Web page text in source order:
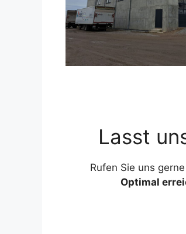
Lasst
Rufen Sie uns
Optimal